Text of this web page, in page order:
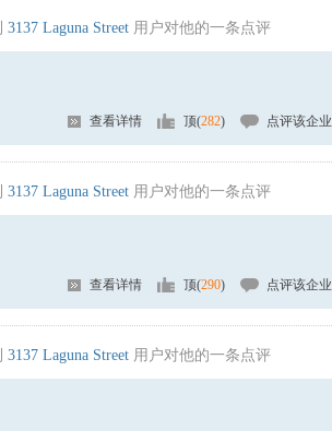
3137 Laguna Street 用户对他的一条点评
查看详情 顶(282) 点评该企业
3137 Laguna Street 用户对他的一条点评
查看详情 顶(290) 点评该企业
3137 Laguna Street 用户对他的一条点评